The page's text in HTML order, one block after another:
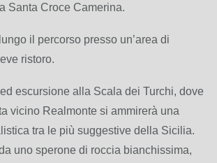
Santa Croce Camerina.
il percorso presso un’area di
ristoro.
escursione alla Scala dei Turchi, dove
vicino Realmonte si ammirerà una
tra le più suggestive della Sicilia.
uno sperone di roccia bianchissima,